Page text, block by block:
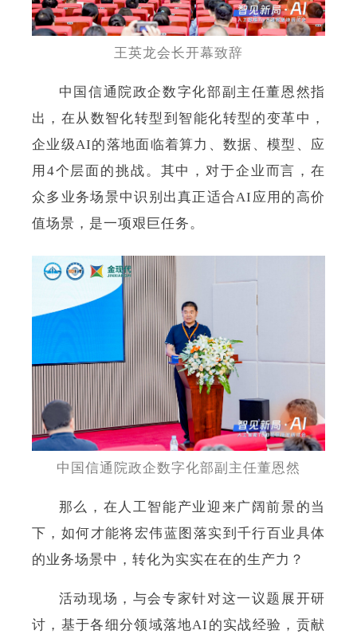
王英龙会长开幕致辞
中国信通院政企数字化部副主任董恩然指
出，在从数智化转型到智能化转型的变革中，
企业级AI的落地面临着算力、数据、模型、应
用4个层面的挑战。其中，对于企业而言，在
众多业务场景中识别出真正适合AI应用的高价
值场景，是一项艰巨任务。
中国信通院政企数字化部副主任董恩然
那么，在人工智能产业迎来广阔前景的当
下，如何才能将宏伟蓝图落实到千行百业具体
的业务场景中，转化为实实在在的生产力？
活动现场，与会专家针对这一议题展开研
讨，基于各细分领域落地AI的实战经验，贡献